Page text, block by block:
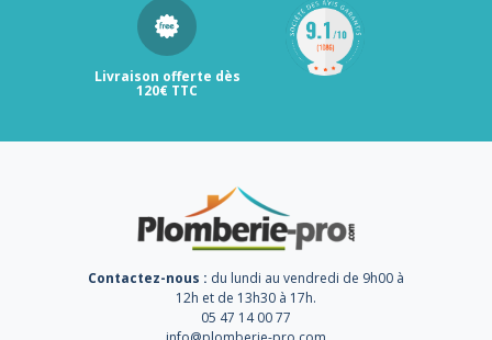
Livraison offerte dès
120€ TTC
Contactez-nous : du lundi au vendredi de 9h00 à
12h et de 13h30 à 17h.
05 47 14 00 77